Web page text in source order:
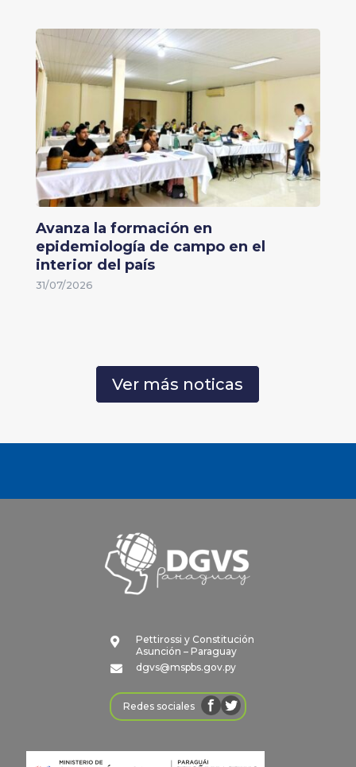
Avanza la formación en
epidemiología de campo en el
interior del país
31/07/2026
Ver más noticas

Pettirossi y Constitución
Asunción – Paraguay

dgvs@mspbs.gov.py
Redes sociales